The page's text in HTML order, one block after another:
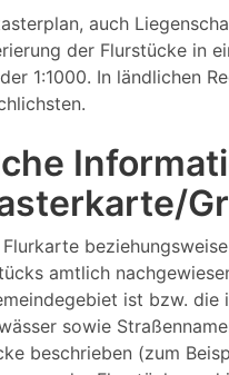
auch
der Flurstücke in
1:1000. In ländlichen
amtlich
ist bzw. die
sowie
beschrieben (zum